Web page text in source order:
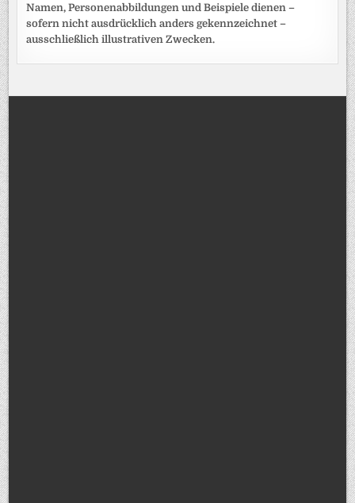
Namen, Personenabbildungen und Beispiele dienen –
sofern nicht ausdrücklich anders gekennzeichnet –
ausschließlich illustrativen Zwecken.